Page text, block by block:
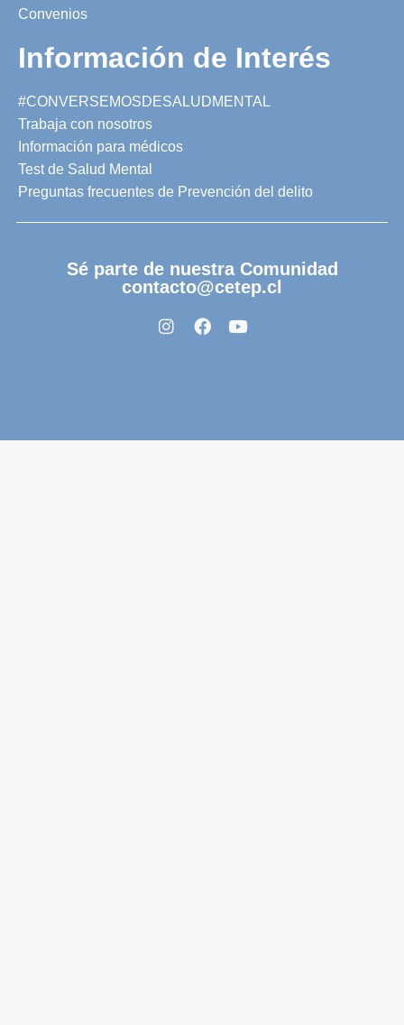
Convenios
Información de Interés
#CONVERSEMOSDESALUDMENTAL
Trabaja con nosotros
Información para médicos
Test de Salud Mental
Preguntas frecuentes de Prevención del delito
Sé parte de nuestra Comunidad
contacto@cetep.cl